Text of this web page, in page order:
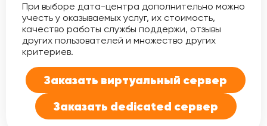
При выборе дата-центра дополнительно можно
учесть у оказываемых услуг, их стоимость,
качество работы службы поддержи, отзывы
других пользователей и множество других
критериев.
Заказать виртуальный сервер
Заказать dedicated сервер